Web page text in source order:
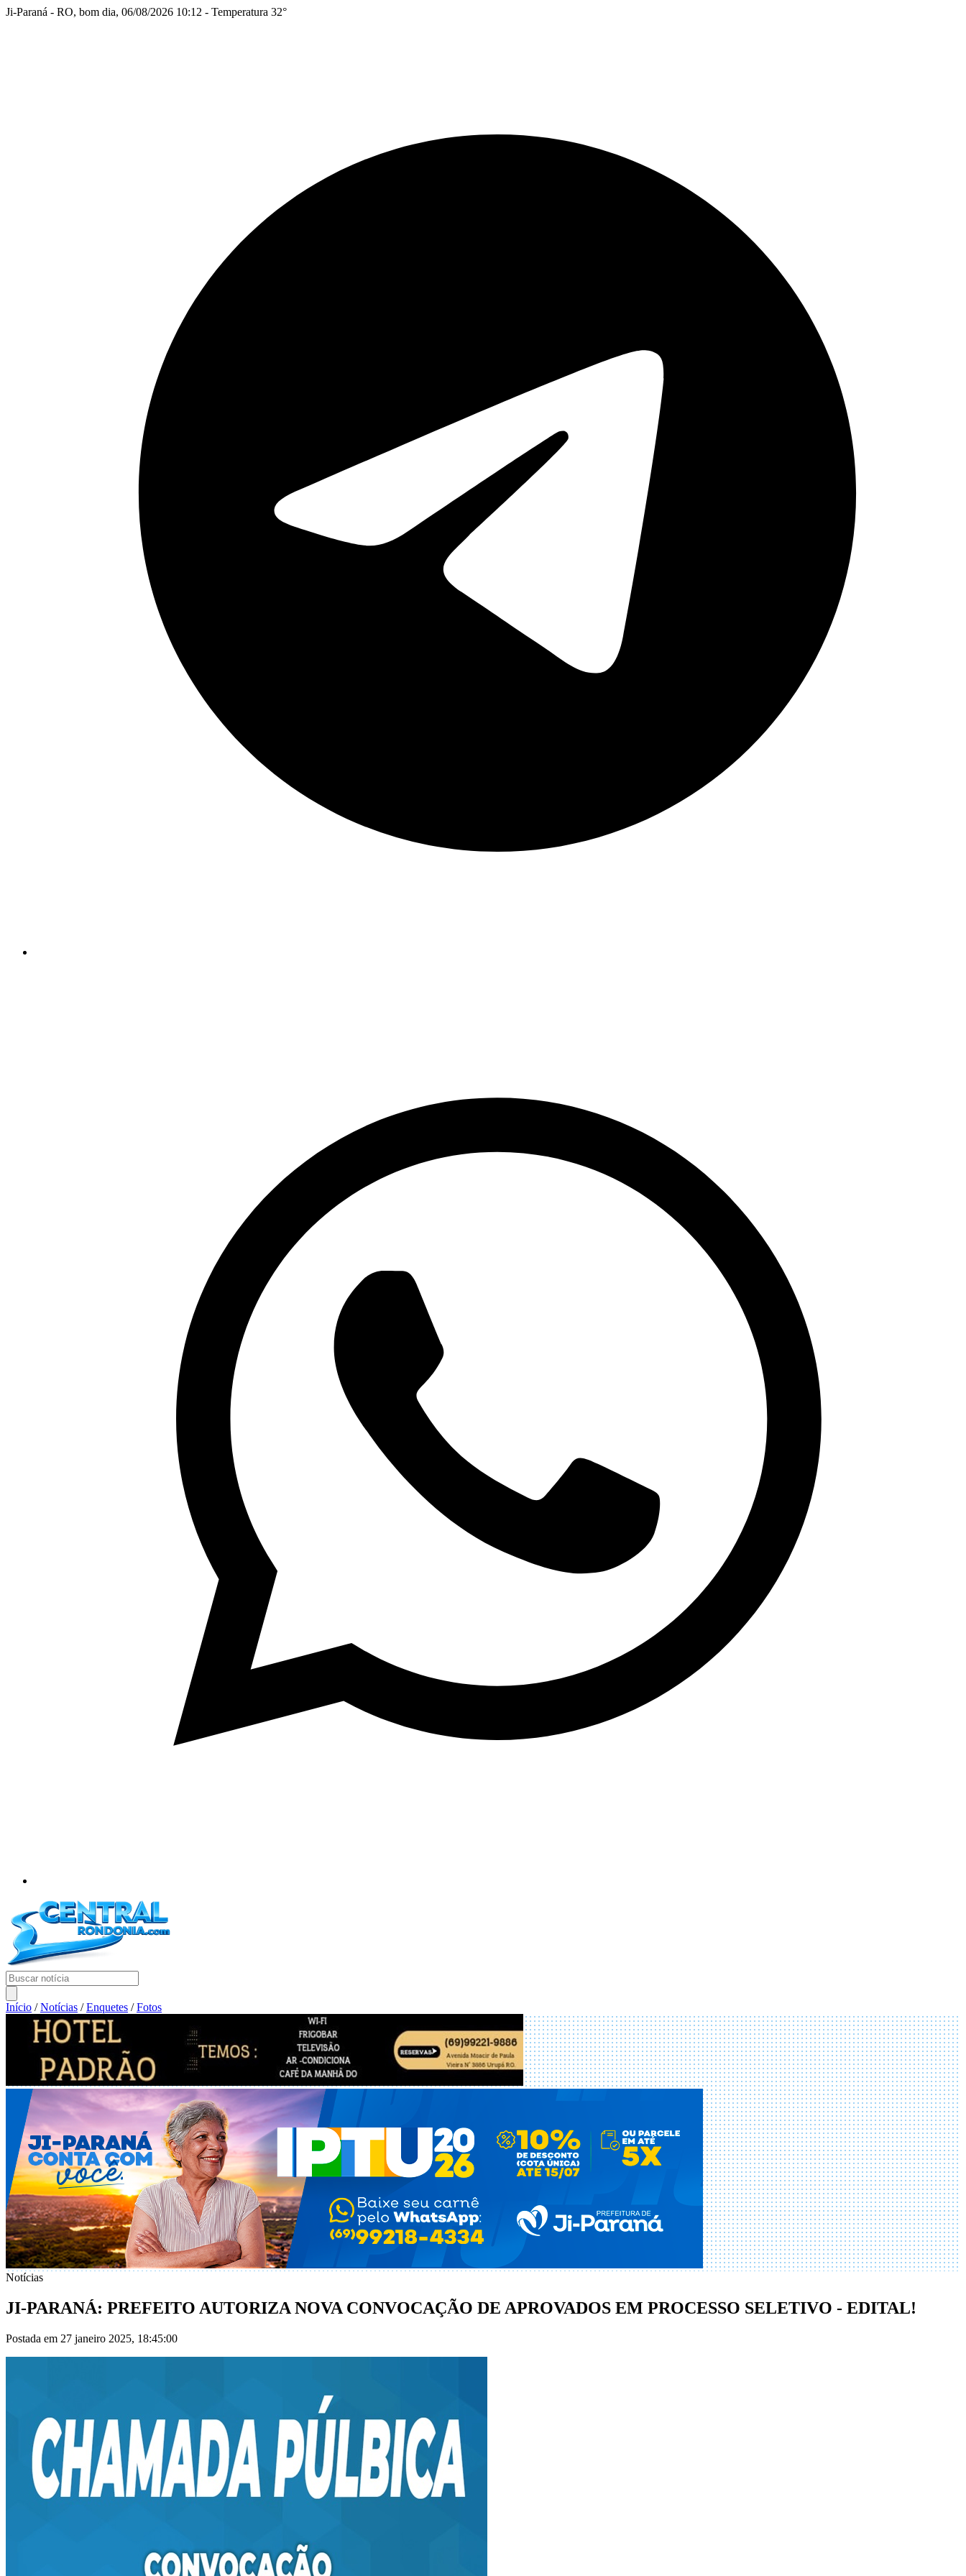
Ji-Paraná - RO, bom dia, 06/08/2026 10:12 - Temperatura 32°
Início / Notícias / Enquetes / Fotos
Notícias
JI-PARANÁ: PREFEITO AUTORIZA NOVA CONVOCAÇÃO DE APROVADOS EM PROCESSO SELETIVO - EDITAL!
Postada em 27 janeiro 2025, 18:45:00